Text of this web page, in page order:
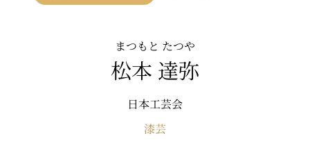
まつもと たつや
松本 達弥
日本工芸会
漆芸